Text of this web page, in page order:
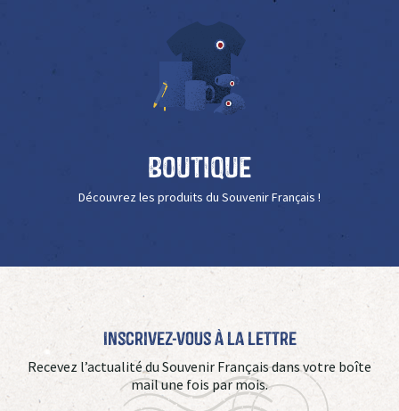
Boutique
Découvrez les produits du Souvenir Français !
Inscrivez-vous à La Lettre
Recevez l’actualité du Souvenir Français dans votre boîte
mail une fois par mois.